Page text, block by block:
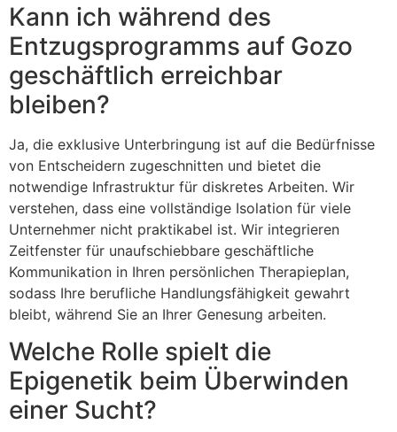
Kann ich während des
Entzugsprogramms auf Gozo
geschäftlich erreichbar
bleiben?
Ja, die exklusive Unterbringung ist auf die Bedürfnisse
von Entscheidern zugeschnitten und bietet die
notwendige Infrastruktur für diskretes Arbeiten. Wir
verstehen, dass eine vollständige Isolation für viele
Unternehmer nicht praktikabel ist. Wir integrieren
Zeitfenster für unaufschiebbare geschäftliche
Kommunikation in Ihren persönlichen Therapieplan,
sodass Ihre berufliche Handlungsfähigkeit gewahrt
bleibt, während Sie an Ihrer Genesung arbeiten.
Welche Rolle spielt die
Epigenetik beim Überwinden
einer Sucht?